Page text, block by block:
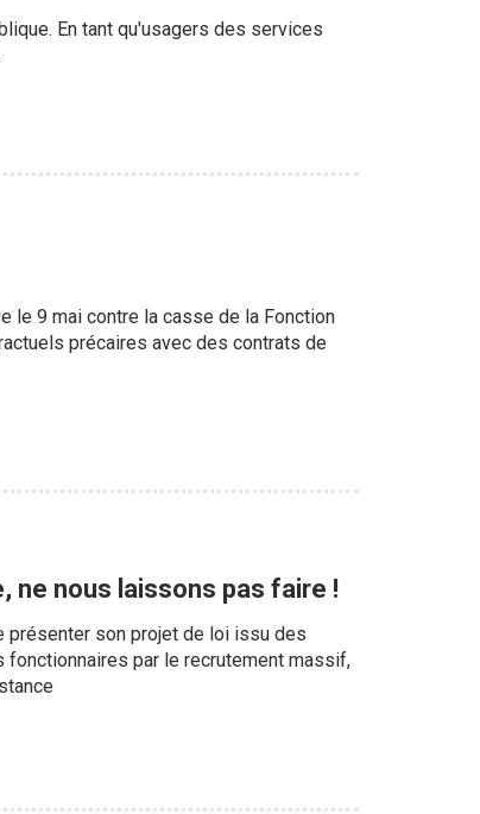
En tant qu'usagers des services
le 9 mai contre la casse de la Fonction
précaires avec des contrats de
ne nous laissons pas faire !
présenter son projet de loi issu des
par le recrutement massif,